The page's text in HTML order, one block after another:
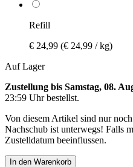
Refill
€ 24,99 (€ 24,99 / kg)
Auf Lager
Zustellung bis Samstag, 08.
23:59 Uhrbestellst.
Von diesem Artikel sind nur
Nachschub ist unterwegs! Falls
Zustelldatum beeinflussen.
In den Warenkorb